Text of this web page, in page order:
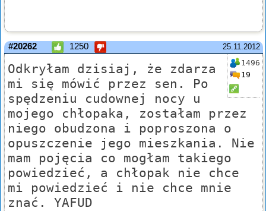
25.11.2012
#20262 1250
1496
19
Odkryłam dzisiaj, że zdarza
mi się mówić przez sen. Po
spędzeniu cudownej nocy u
mojego chłopaka, zostałam przez
niego obudzona i poproszona o
opuszczenie jego mieszkania. Nie
mam pojęcia co mogłam takiego
powiedzieć, a chłopak nie chce
mi powiedzieć i nie chce mnie
znać. YAFUD